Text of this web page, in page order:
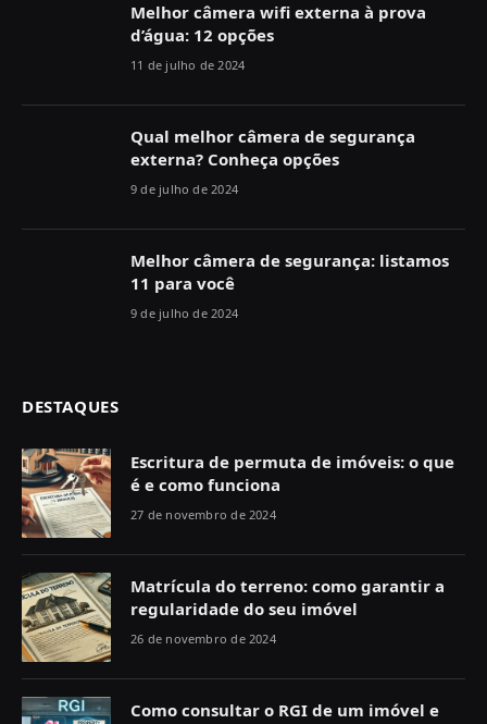
Melhor câmera wifi externa à prova
d’água: 12 opções
11 de julho de 2024
Qual melhor câmera de segurança
externa? Conheça opções
9 de julho de 2024
Melhor câmera de segurança: listamos
11 para você
9 de julho de 2024
DESTAQUES
Escritura de permuta de imóveis: o que
é e como funciona
27 de novembro de 2024
Matrícula do terreno: como garantir a
regularidade do seu imóvel
26 de novembro de 2024
Como consultar o RGI de um imóvel e